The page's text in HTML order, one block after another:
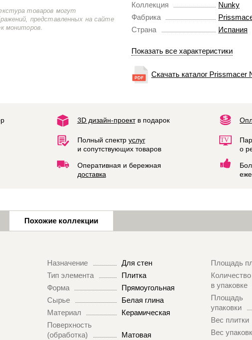
товаров могут
представленных на сайте
мониторов.
Коллекция
Nunky
Фабрика
Страна
Испания
Показать все характеристики
Скачать каталог Prissmacer
3D дизайн-проектв подарок
Полный спектр услуг
и сопутствующих товаров
о
Оперативная и бережная
доставка
Похожие коллекции
Назначение
Для стен
Тип элемента
Плитка
Форма
Прямоугольная
Сырье
Белая глина
Материал
Керамическая
Поверхность
(обработка)
Матовая
Площадь
Количество
в упаковке
Площадь
упаковки
Вес плитки
Вес